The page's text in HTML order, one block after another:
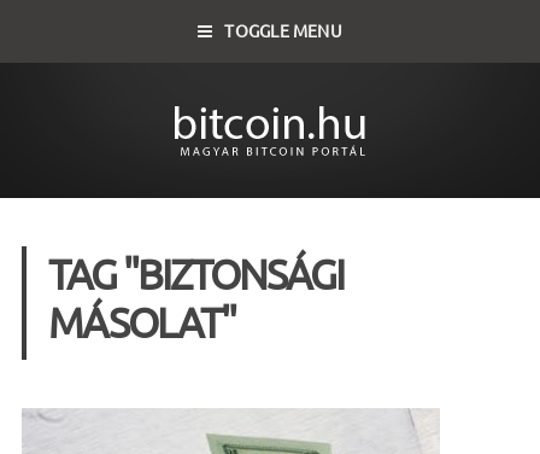
TOGGLE MENU
TAG "BIZTONSÁGI
MÁSOLAT"